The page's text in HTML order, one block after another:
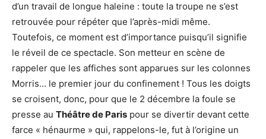
d’un travail de longue haleine : toute la troupe ne s’est
retrouvée pour répéter que l’après-midi même.
Toutefois, ce moment est d’importance puisqu’il signifie
le réveil de ce spectacle. Son metteur en scène de
rappeler que les affiches sont apparues sur les colonnes
Morris... le premier jour du confinement ! Tous les doigts
se croisent, donc, pour que le 2 décembre la foule se
presse au Théâtre de Paris pour se divertir devant cette
farce « hénaurme » qui, rappelons-le, fut à l’origine un